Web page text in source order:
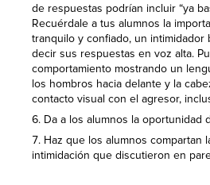
de respuestas podrían incluir “ya
Recuérdale a tus alumnos la
tranquilo y confiado, un intimidador
decir sus respuestas en voz alta.
comportamiento mostrando un
los hombros hacia delante y la
contacto visual con el agresor,
Da a los alumnos la oportunidad
Haz que los alumnos compartan
intimidación que discutieron en